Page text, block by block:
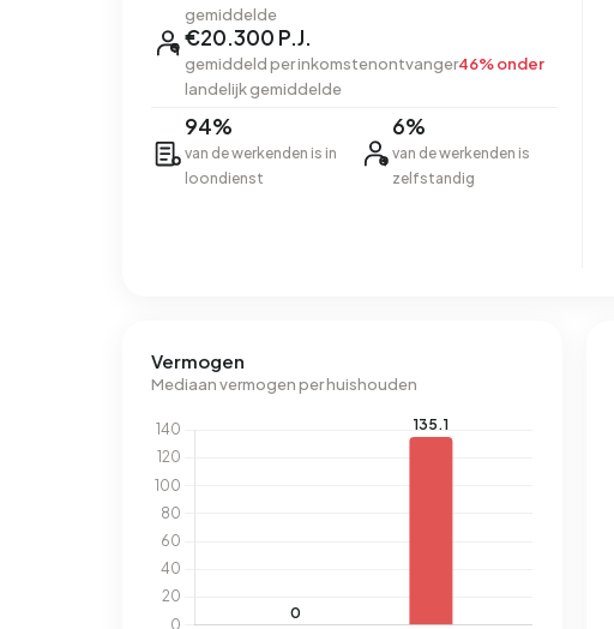
gemiddelde
€20.300 P.J.
gemiddeld per inkomstenontvanger46% onder
landelijk gemiddelde
94%
van de werkenden is in
loondienst
6%
van de werkenden is
zelfstandig
Vermogen
Mediaan vermogen per huishouden